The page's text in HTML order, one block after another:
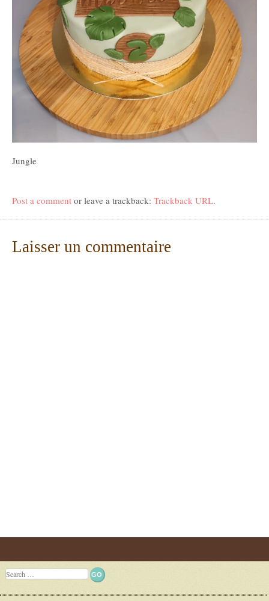
Jungle
Post a comment or leave a trackback: Trackback URL.
Laisser un commentaire
Post navigation
Search